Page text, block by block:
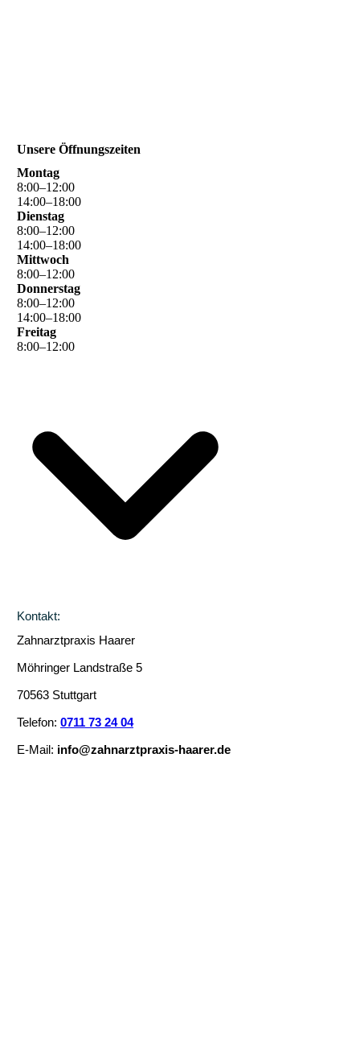
Unsere Öffnungszeiten
Montag
8:00–12:00
14:00–18:00
Dienstag
8:00–12:00
14:00–18:00
Mittwoch
8:00–12:00
Donnerstag
8:00–12:00
14:00–18:00
Freitag
8:00–12:00
Kontakt:
Zahnarztpraxis Haarer
Möhringer Landstraße 5
70563 Stuttgart
Telefon: 0711 73 24 04
E-Mail: info@zahnarztpraxis-haarer.de